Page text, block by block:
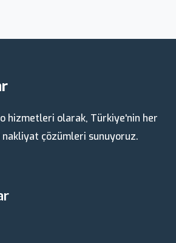
hizmetleri olarak, Türkiye'nin her
nakliyat çözümleri sunuyoruz.